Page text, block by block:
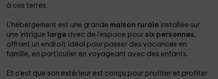
à ces terres.
L'hébergement est une grande maison rurale installée sur
une intrigue large avec de l'espace pour six personnes,
offrant un endroit idéal pour passer des vacances en
famille, en particulier en voyageant avec des enfants.
Et c'est que son extérieur est conçu pour profiter et profiter